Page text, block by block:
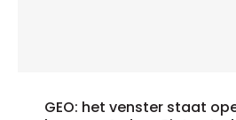
GEO: het venster staat